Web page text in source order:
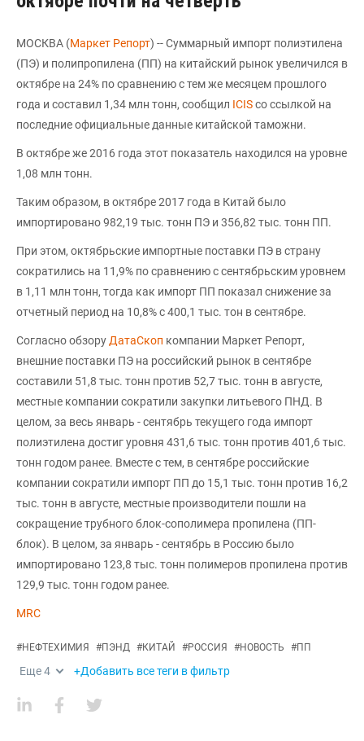
МОСКВА (Маркет Репорт) -- Суммарный импорт полиэтилена
(ПЭ) и полипропилена (ПП) на китайский рынок увеличился в
октябре на 24% по сравнению с тем же месяцем прошлого
года и составил 1,34 млн тонн, сообщил ICISсо ссылкой на
последние официальные данные китайской таможни.
В октябре же 2016 года этот показатель находился на уровне
1,08 млн тонн.
Таким образом, в октябре 2017 года в Китай было
импортировано 982,19 тыс. тонн ПЭ и 356,82 тыс. тонн ПП.
При этом, октябрьские импортные поставки ПЭ в страну
сократились на 11,9% по сравнению с сентябрьским уровнем
в 1,11 млн тонн, тогда как импорт ПП показал снижение за
отчетный период на 10,8% с 400,1 тыс. тон в сентябре.
Согласно обзору ДатаСкоп компании Маркет Репорт,
внешние поставки ПЭ на российский рынок в сентябре
составили 51,8 тыс. тонн против 52,7 тыс. тонн в августе,
местные компании сократили закупки литьевого ПНД. В
целом, за весь январь - сентябрь текущего года импорт
полиэтилена достиг уровня 431,6 тыс. тонн против 401,6 тыс.
тонн годом ранее. Вместе с тем, в сентябре российские
компании сократили импорт ПП до 15,1 тыс. тонн против 16,2
тыс. тонн в августе, местные производители пошли на
сокращение трубного блок-сополимера пропилена (ПП-
блок). В целом, за январь - сентябрь в Россию было
импортировано 123,8 тыс. тонн полимеров пропилена против
129,9 тыс. тонн годом ранее.
MRC
#НЕФТЕХИМИЯ #ПЭНД #КИТАЙ #РОССИЯ #НОВОСТЬ #ПП
Еще4 +Добавить все теги в фильтр